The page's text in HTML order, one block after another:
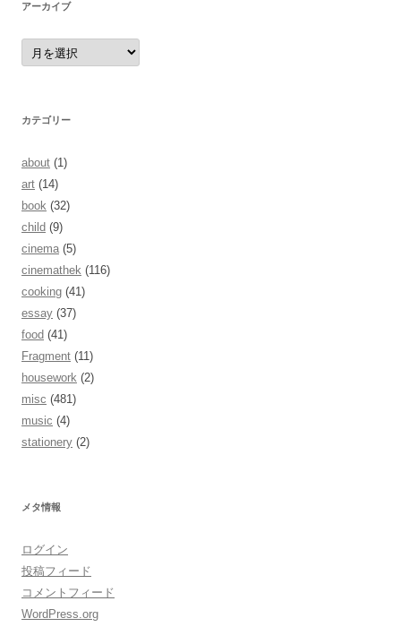
アーカイブ
ア
ー
カ
カテゴリー
about (1)
art (14)
book (32)
child (9)
cinema (5)
cinemathek (116)
cooking (41)
essay (37)
food (41)
Fragment (11)
housework (2)
misc (481)
music (4)
stationery (2)
メタ情報
ログイン
投稿フィード
コメントフィード
WordPress.org